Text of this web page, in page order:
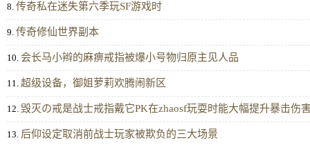
8. 传奇私在迷失第六季玩SF游戏时
9. 传奇修仙世界副本
10. 会长马小辫的麻痹戒指被爆小号物归原主见人品
11. 超级设备，御姐萝莉欢腾闹新区
12. 毁灭の戒是战士戒指戴它PK在zhaosf玩耍时能大幅提升暴击伤
13. 后仰设定取消前战士玩家被欺负的三大场景